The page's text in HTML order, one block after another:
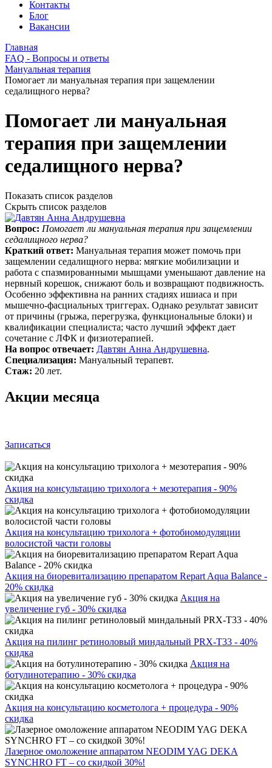
Контакты
Блог
Вакансии
Главная
FAQ - Вопросы и ответы
Мануальная терапия
Помогает ли мануальная терапия при защемлении
седалищного нерва?
Помогает ли мануальная
терапия при защемлении
седалищного нерва?
Показать список разделов
Скрыть список разделов
Вопрос: Помогает ли мануальная терапия при защемлении
седалищного нерва?
Краткий ответ: Мануальная терапия может помочь при
защемлении седалищного нерва: мягкие мобилизации и
работа с спазмированными мышцами уменьшают давление на
нервный корешок, снижают боль и возвращают подвижность.
Особенно эффективна на ранних стадиях ишиаса и при
мышечно‑фасциальных триггерах. Однако результат зависит
от причины (грыжа, перегрузка, функциональные блоки) и
квалификации специалиста; часто лучший эффект дает
сочетание с ЛФК и физиотерапией.
На вопрос отвечает: Давтян Анна Андрушевна.
Специализация: Мануальный терапевт.
Стаж: 20 лет.
Акции месяца
Записаться
Акция на консультацию трихолога + мезотерапия - 90%
скидка
Акция на консультацию трихолога + фотобиомодуляции
волосистой части головы
Акция на биоревитализацию препаратом Repart Aqua Balance -
20% скидка
Акция на
увеличение губ - 30% скидка
Акция на пилинг ретиноловый миндальный PRX-T33 - 40%
скидка
Акция на
ботулинотерапию - 30% скидка
Акция на консультацию косметолога + процедура - 90%
скидка
Лазерное омоложение аппаратом NEODIM YAG DEKA
SYNCHRO FT – со скидкой 30%!